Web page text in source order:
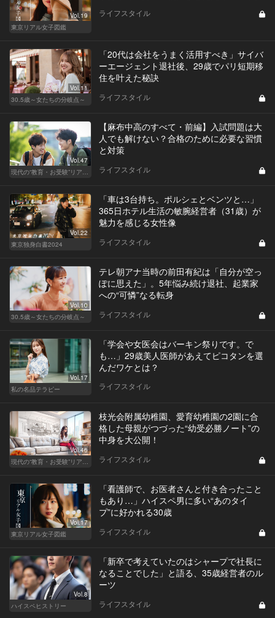
Vol.19
東京リアル女子図鑑
ライフスタイル
Vol.11
30.5歳～女たちの分岐点～
「20代は会社をうまく活用すべき」サイバ
ーエージェント退社後、29歳でパリ短期移
住を叶えた秘訣
ライフスタイル
Vol.47
【麻布中高のすべて・前編】入試問題は大
人でも解けない？合格のために必要な習慣
と対策
ライフスタイル
Vol.22
東京独身白書2024
「車は3台持ち。ポルシェとベンツと…」
365日ホテル生活の敏腕経営者（31歳）が
魅力を感じる女性像
ライフスタイル
Vol.10
30.5歳～女たちの分岐点～
テレ朝アナ当時の前田有紀は「自分が空っ
ぽに思えた」。5年悩み続け退社、起業家
への“可憐”なる転身
ライフスタイル
Vol.17
私の名品テラピー
「学会や女医会はバーキン祭りです。で
も…」29歳美人医師があえてピコタンを選
んだワケとは？
ライフスタイル
Vol.46
枝光会附属幼稚園、愛育幼稚園の2園に合
格した母親がつづった“幼受必勝ノート”の
中身を大公開！
ライフスタイル
Vol.17
東京リアル女子図鑑
「看護師で、お医者さんと付き合ったこと
もあり…」ハイスペ男に多い“あのタイ
プ”に好かれる30歳
ライフスタイル
Vol.8
ハイスペヒストリー
「新卒で考えていたのはシャープで社長に
なることでした」と語る、35歳経営者のル
ーツ
ライフスタイル